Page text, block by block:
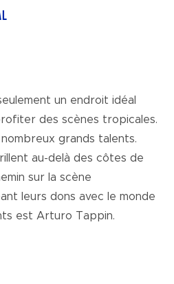
un endroit idéal
des scènes tropicales.
grands talents.
au-delà des côtes de
sur la scène
leurs dons avec le monde
est Arturo Tappin.